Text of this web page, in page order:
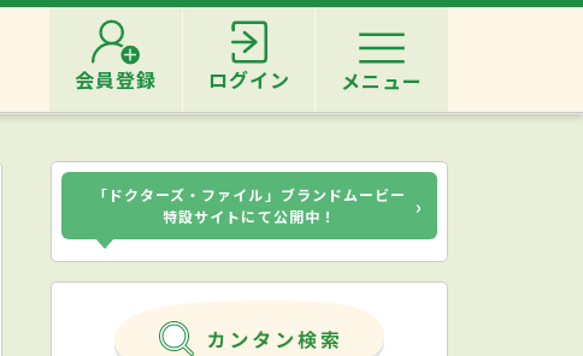
会員登録 ログイン メニュー
「ドクターズ・ファイル」ブランドムービー
特設サイトにて公開中！
›